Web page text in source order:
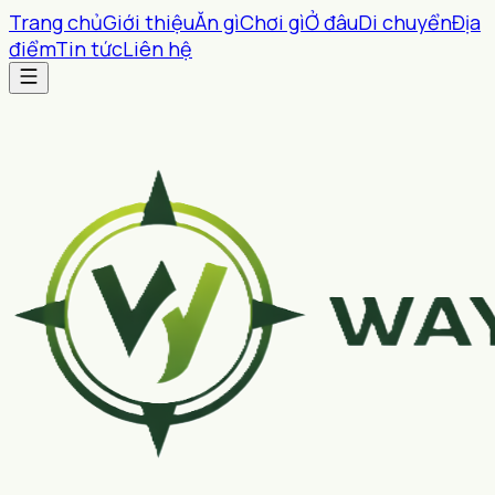
Trang chủGiới thiệuĂn gìChơi gìỞ đâuDi chuyểnĐịa
điểmTin tứcLiên hệ